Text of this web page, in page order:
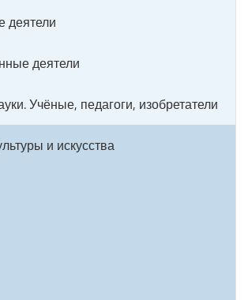
деятели
деятели
Учёные, педагоги, изобретатели
и искусства